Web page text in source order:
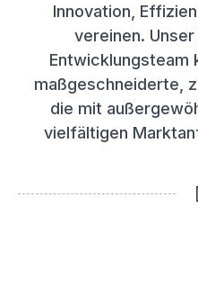
Innovation,
vereinen.
Entwicklungsteam
maßgeschneiderte,
die mit
vielfältigen